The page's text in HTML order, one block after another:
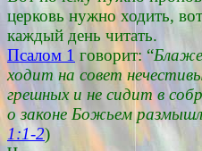
церковь нужно ходить,
каждый день читать.
Псалом 1 говорит: “
ходит на совет
грешных и не сидит в
о законе Божьем
1:1-2)